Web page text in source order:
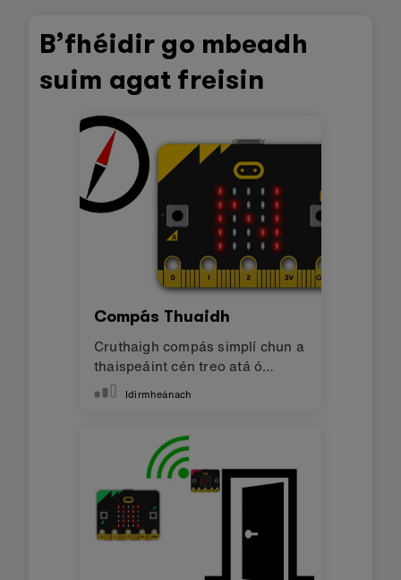
B’fhéidir go mbeadh
suim agat freisin
Compás Thuaidh
Cruthaigh compás simplí chun a
thaispeáint cén treo atá ó
thuaidhIdirmheánach